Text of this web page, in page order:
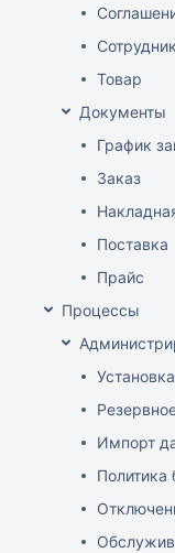
Сотрудник
Товар
Документы
График
Заказ
Поставка
Прайс
Процессы
Импорт
Политика